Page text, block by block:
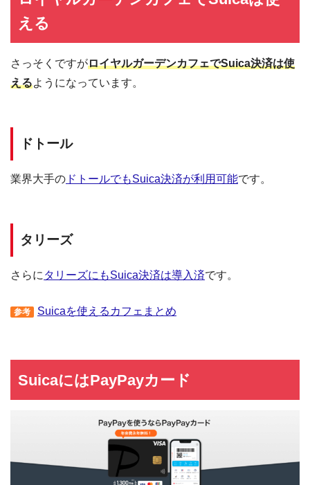
える
さっそくですがロイヤルガーデンカフェでSuica決済は使
えるようになっています。
ドトール
業界大手の ドトールでもSuica決済が利用可能です。
タリーズ
さらに タリーズにもSuica決済は導入済です。
参考 Suicaを使えるカフェまとめ
SuicaにはPayPayカード